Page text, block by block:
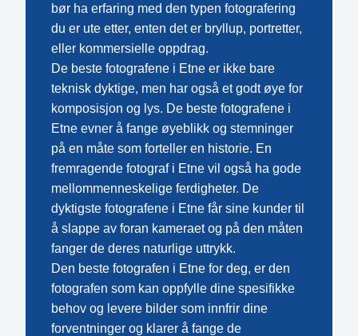
bør ha erfaring med den typen fotografering
du er ute etter, enten det er bryllup, portretter,
eller kommersielle oppdrag.
De beste fotografene i Etne er ikke bare
teknisk dyktige, men har også et godt øye for
komposisjon og lys. De beste fotografene i
Etne evner å fange øyeblikk og stemninger
på en måte som forteller en historie. En
fremragende fotograf i Etne vil også ha gode
mellommenneskelige ferdigheter. De
dyktigste fotografene i Etne får sine kunder til
å slappe av foran kameraet og på den måten
fanger de deres naturlige uttrykk.
Den beste fotografen i Etne for deg, er den
fotografen som kan oppfylle dine spesifikke
behov og levere bilder som innfrir dine
forventninger og klarer å fange de